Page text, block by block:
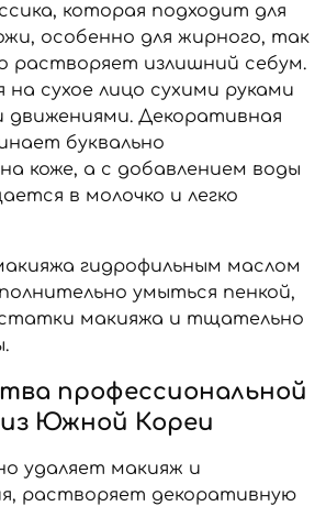
которая подходит для
особенно для жирного, так
растворяет излишний себум.
сухое лицо сухими руками
Декоративная
буквально
коже, а с добавлением воды
в молочко и легко
гидрофильным маслом
умыться пенкой,
макияжа и тщательно
профессиональной
Южной Кореи
удаляет макияж и
растворяет декоративную